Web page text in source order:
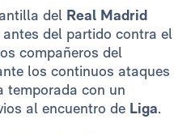
del Real Madrid
antes del partido contra el
compañeros del
los continuos ataques
temporada con un
al encuentro de Liga.